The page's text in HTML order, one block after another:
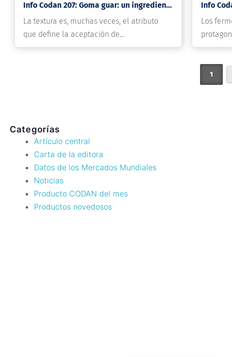
Info Codan 207: Goma guar: un ingrediente clásico frente a los desafíos del futuro alimentario
La textura es, muchas veces, el atributo
que define la aceptación de…
Los
como
1
Categorías
Artículo central
Carta de la editora
Datos de los Mercados Mundiales
Noticias
Producto CODAN del mes
Productos novedosos